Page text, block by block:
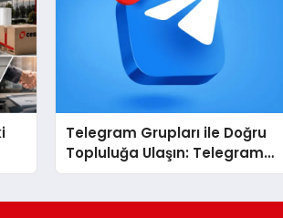
Telegram Grupları ile Doğru
Topluluğa Ulaşın: Telegram
Grup Arayanların İşini